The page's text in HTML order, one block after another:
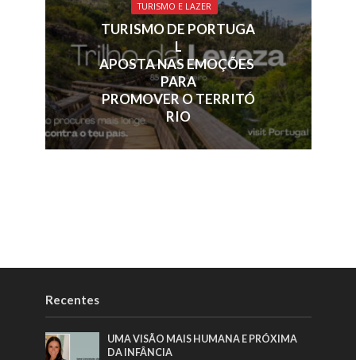
TURISMO E LAZER
TURISMO DE PORTUGA
L
APOSTA NAS EMOÇÕES
PARA
PROMOVER O TERRITÓ
RIO
Recentes
UMA VISÃO MAIS HUMANA E PRÓXIMA
DA INFÂNCIA